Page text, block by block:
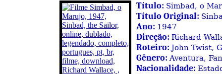
Título: Simbad, o
Título Original:
Ano: 1947
Direção: Richard
Roteiro: John Twist,
Gênero:Aventura,
Nacionalidade: